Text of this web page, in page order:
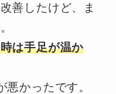
善したけど、ま
は手足が温か
かったです。